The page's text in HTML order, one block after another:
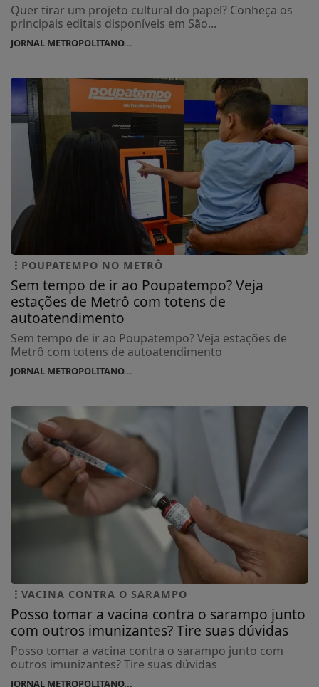
Quer tirar um projeto cultural do papel? Conheça os
principais editais disponíveis em São...
JORNAL METROPOLITANO...
POUPATEMPO NO METRÔ
Sem tempo de ir ao Poupatempo? Veja
estações de Metrô com totens de
autoatendimento
Sem tempo de ir ao Poupatempo? Veja estações de
Metrô com totens de autoatendimento
JORNAL METROPOLITANO...
VACINA CONTRA O SARAMPO
Posso tomar a vacina contra o sarampo junto
com outros imunizantes? Tire suas dúvidas
Posso tomar a vacina contra o sarampo junto com
outros imunizantes? Tire suas dúvidas
JORNAL METROPOLITANO...